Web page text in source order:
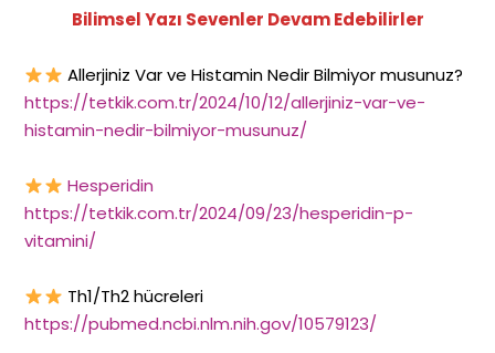
Bilimsel Yazı Sevenler Devam Edebilirler
Allerjiniz Var ve Histamin Nedir Bilmiyor musunuz?
https://tetkik.com.tr/2024/10/12/allerjiniz-var-ve-
histamin-nedir-bilmiyor-musunuz/
Hesperidin
https://tetkik.com.tr/2024/09/23/hesperidin-p-
vitamini/
Th1/Th2 hücreleri
https://pubmed.ncbi.nlm.nih.gov/10579123/